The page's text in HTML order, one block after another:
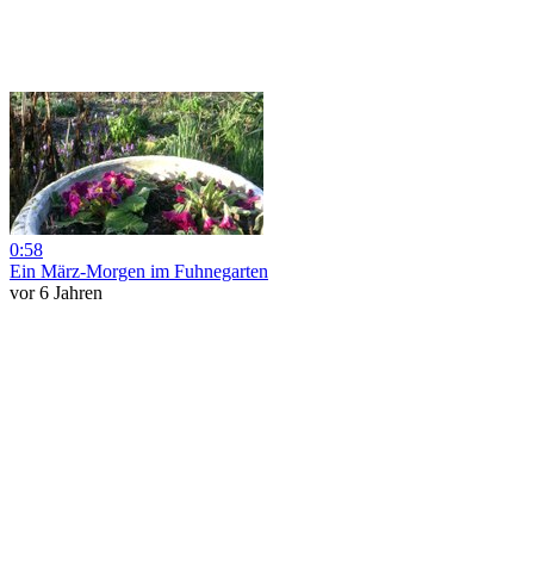
0:58
Ein März-Morgen im Fuhnegarten
vor 6 Jahren